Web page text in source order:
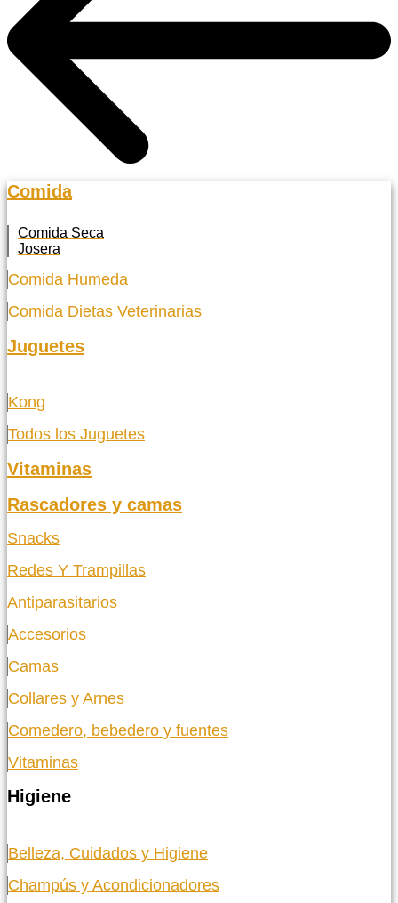
Comida
Comida Seca
Josera
Comida Humeda
Comida Dietas Veterinarias
Juguetes
Kong
Todos los Juguetes
Vitaminas
Rascadores y camas
Snacks
Redes Y Trampillas
Antiparasitarios
Accesorios
Camas
Collares y Arnes
Comedero, bebedero y fuentes
Vitaminas
Higiene
Belleza, Cuidados y Higiene
Champús y Acondicionadores